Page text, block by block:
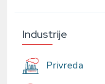
Industrije
Privreda